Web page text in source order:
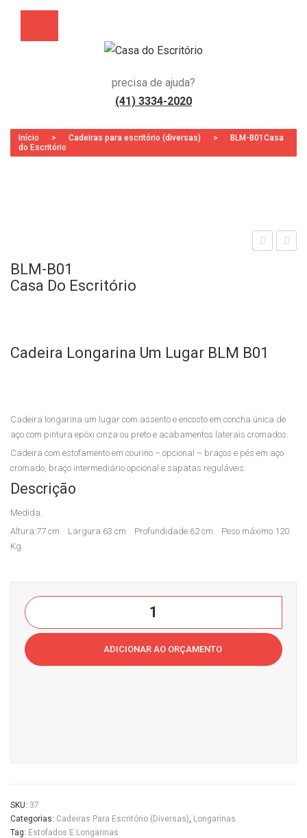
precisa de ajuda?
(41) 3334-2020
Início > Cadeiras para escritório (diversas) >
BLM-B01Casa
do Escritório
o
do
Esc
ritór
do
Esc
ritór
BLM-B01
Casa Do Escritório
Cadeira Longarina Um Lugar BLM B01
Cadeira longarina um lugar com assento e encosto em concha única de
aço com pintura epóxi cinza ou preto e acabamentos laterais cromados.
Cadeira com estofamento em courino – opcional – braços e pés em aço
cromado, braço intermediário opcional e sapatas reguláveis.
Descrição
Medida.
Altura:77 cm Largura:63 cm Profundidade:62 cm Peso máximo:120
Kg
BLM-
B01Casa
do
Escritório
ADICIONAR AO ORÇAMENTO
SKU: 37
Categorias: Cadeiras Para Escritório (diversas), Longarinas
Tag: Estofados E Longarinas